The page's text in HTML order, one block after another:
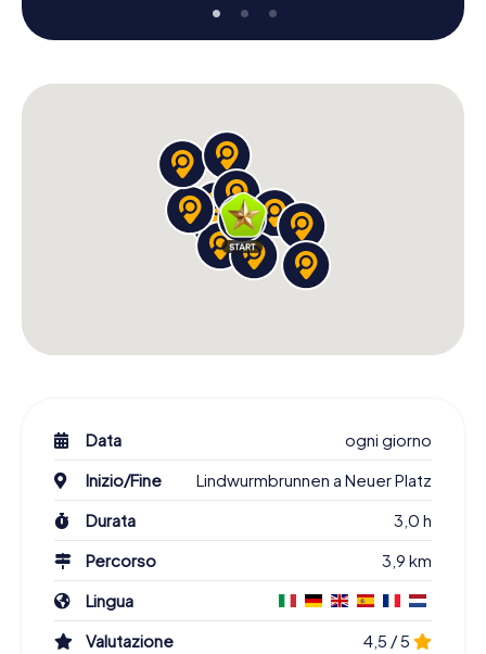
Data
ogni giorno
Inizio/Fine
Lindwurmbrunnen a Neuer Platz
Durata
3,0 h
Percorso
3,9 km
Lingua
Valutazione
4,5 / 5